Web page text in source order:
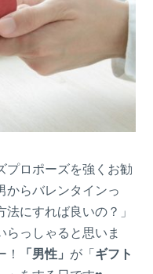
プロポーズを強くお勧
からバレンタインっ
にすれば良いの？」
らっしゃると思いま
「男性」 が「ギフト